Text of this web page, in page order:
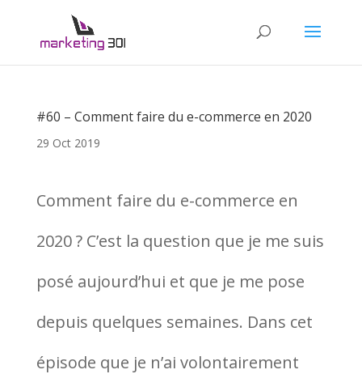
#60 – Comment faire du e-commerce en 2020
29 Oct 2019
Comment faire du e-commerce en
2020 ? C’est la question que je me suis
posé aujourd’hui et que je me pose
depuis quelques semaines. Dans cet
épisode que je n’ai volontairement